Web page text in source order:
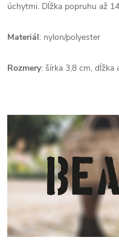
úchytmi. Dĺžka popruhu až
Materiál: nylon/polyester
Rozmery: šírka 3,8 cm, dĺžka